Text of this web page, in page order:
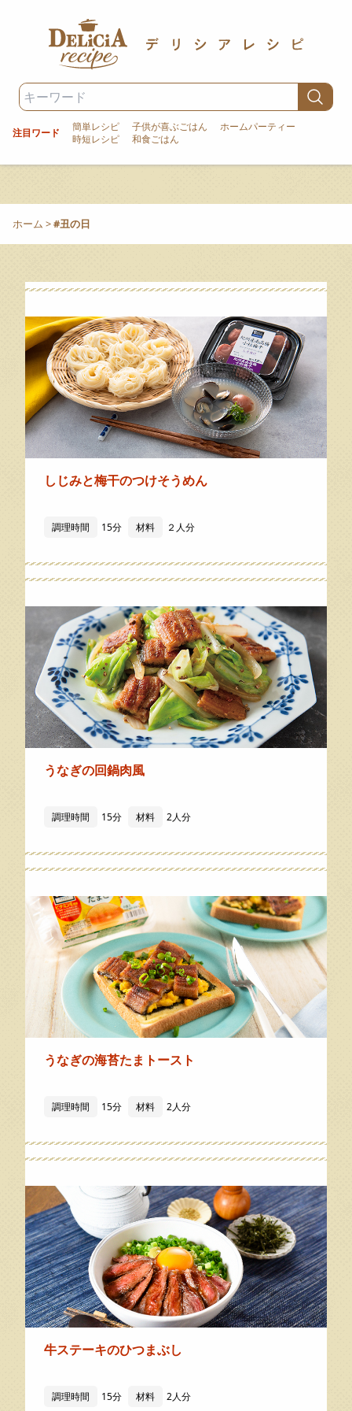
注目ワード 簡単レシピ 子供が喜ぶごはん
ホームパーティー
時短レシピ
和食ごはん
ホーム >#丑の日
しじみと梅干のつけそうめん
調理時間 15分 材料 ２人分
うなぎの回鍋肉風
調理時間 15分 材料 2人分
うなぎの海苔たまトースト
調理時間 15分 材料 2人分
牛ステーキのひつまぶし
調理時間 15分 材料 2人分